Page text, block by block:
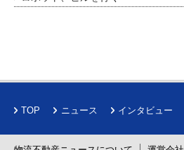
TOP ニュース インタビュー